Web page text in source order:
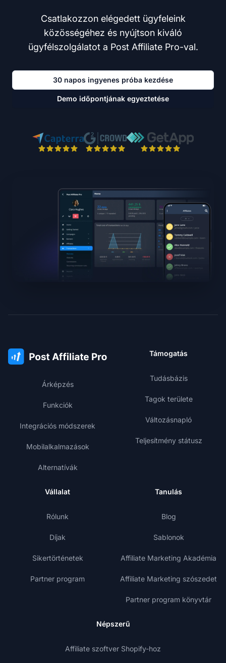
Csatlakozzon elégedett ügyfeleink
közösségéhez és nyújtson kiváló
ügyfélszolgálatot a Post Affiliate Pro-val.
30 napos ingyenes próba kezdése
Demo időpontjának egyeztetése
Árképzés
Funkciók
Integrációs módszerek
Mobilalkalmazások
Alternatívák
Támogatás
Tudásbázis
Tagok területe
Változásnapló
Teljesítmény státusz
Vállalat
Rólunk
Díjak
Sikertörténetek
Partner program
Tanulás
Blog
Sablonok
Affiliate Marketing Akadémia
Affiliate Marketing szószedet
Partner program könyvtár
Népszerű
Affiliate szoftver Shopify-hoz